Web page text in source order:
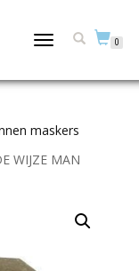
TOGGLE
0
maskers
WIJZE MAN